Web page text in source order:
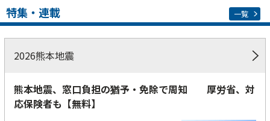
特集・連載 一覧
2026熊本地震
熊本地震、窓口負担の猶予・免除で周知 厚労省、対
応保険者も【無料】